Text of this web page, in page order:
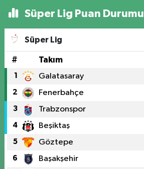
Süper Lig Puan Durumu
Süper Lig
# Takım
1 Galatasaray
2 Fenerbahçe
3 Trabzonspor
4 Beşiktaş
5 Göztepe
6 Başakşehir